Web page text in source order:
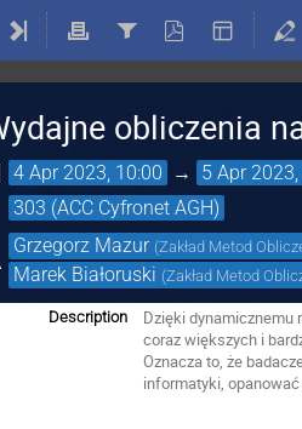
obliczenia
4 Apr 2023, 10:00 → 5 Apr
303 (ACC Cyfronet AGH)
Grzegorz Mazur (Zakład Metod
Marek Białoruski (Zakład Metod
Description
Dzięki dynamicznemu
coraz większych i
Oznacza to, że
informatyki,